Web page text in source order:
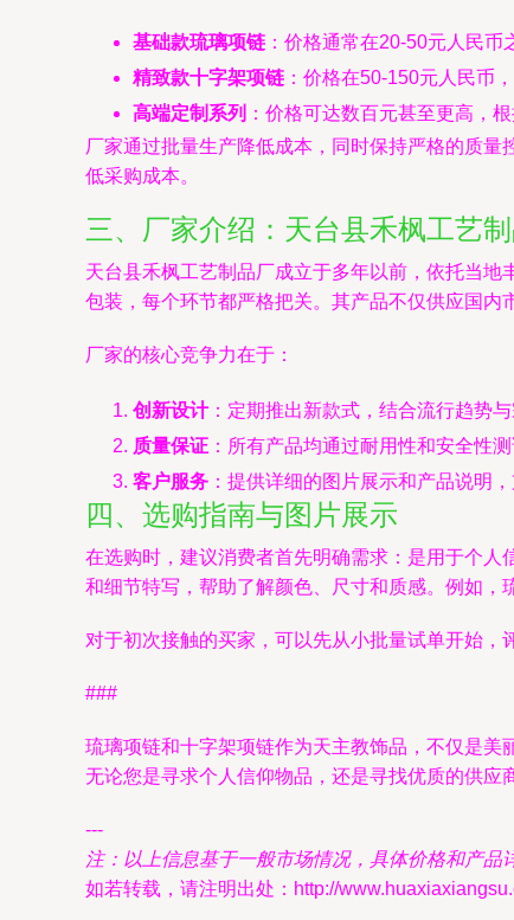
基础款琉璃项链 ：价格通常在20-50元人民币
精致款十字架项链 ：价格在50-150元人民币
高端定制系列 ：价格可达数百元甚至更高，
厂家通过批量生产降低成本，同时保持严格的质
低采购成本。
三、厂家介绍：天台县禾枫工艺
天台县禾枫工艺制品厂成立于多年以前，依托当
包装，每个环节都严格把关。其产品不仅供应国内
厂家的核心竞争力在于：
创新设计：定期推出新款式，结合流行趋势
质量保证 ：所有产品均通过耐用性和安全性
客户服务 ：提供详细的图片展示和产品说明
四、选购指南与图片展示
在选购时，建议消费者首先明确需求：是用于个
和细节特写，帮助了解颜色、尺寸和质感。例如，
对于初次接触的买家，可以先从小批量试单开始，
###
琉璃项链和十字架项链作为天主教饰品，不仅是美
无论您是寻求个人信仰物品，还是寻找优质的供应
---
注：以上信息基于一般市场情况，具体价格和产品
如若转载，请注明出处：http://